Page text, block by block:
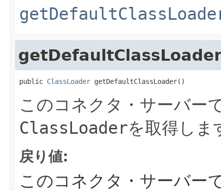
public ClassLoader getDefaultClassLoader()
このコネクタ・サーバー
ClassLoaderを取得しま
戻り値:
このコネクタ・サーバー